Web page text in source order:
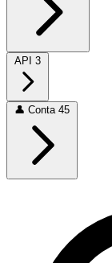
API 3
👤 Conta 45